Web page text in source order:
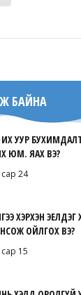
БАЙНА
УУР
ЮМ. ЯАХ ВЭ?
24
ХЭРХЭН
ОЙЛГОХ ВЭ?
15